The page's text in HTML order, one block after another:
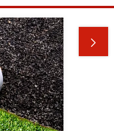
